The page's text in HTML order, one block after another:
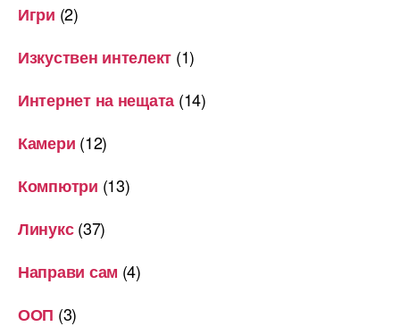
Игри (2)
Изкуствен интелект (1)
Интернет на нещата (14)
Камери (12)
Компютри (13)
Линукс(37)
Направи сам (4)
ООП (3)